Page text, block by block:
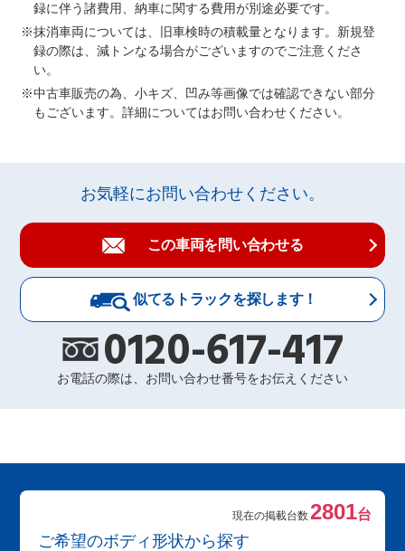
録に伴う諸費用、納車に関する費用が別途必要です。
抹消車両については、旧車検時の積載量となります。新規登
録の際は、減トンなる場合がございますのでご注意くださ
い。
中古車販売の為、小キズ、凹み等画像では確認できない部分
もございます。詳細についてはお問い合わせください。
お気軽にお問い合わせください。
この車両を問い合わせる
似てるトラックを探します！
0120-617-417
お電話の際は、お問い合わせ番号をお伝えください
現在の掲載台数2801台
ご希望のボディ形状から探す